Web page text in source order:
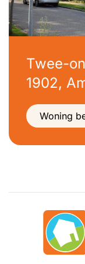
Twee-
1902,
Woning